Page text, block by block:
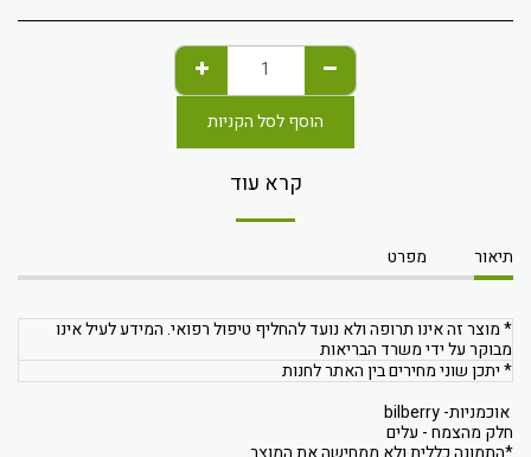
הוסף לסל הקניות
קרא עוד
תיאור מפרט
* מוצר זה אינו תרופה ולא נועד להחליף טיפול רפואי. המידע לעיל אינו
מבוקר על ידי משרד הבריאות
* יתכן שוני מחירים בין האתר לחנות
אוכמניות- bilberry
חלק מהצמח - עלים